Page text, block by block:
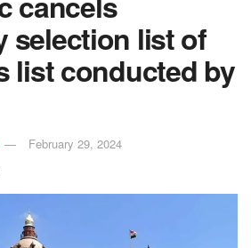
selection list of
list conducted by
February 29, 2024